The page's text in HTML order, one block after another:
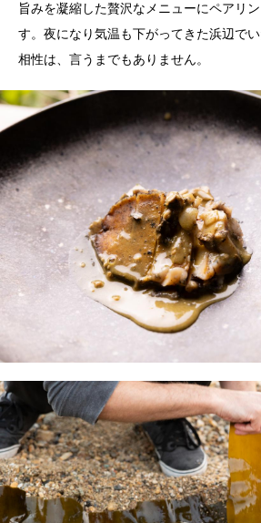
旨みを凝縮した贅沢なメニューにペアリ
す。夜になり気温も下がってきた浜辺で
相性は、言うまでもありません。